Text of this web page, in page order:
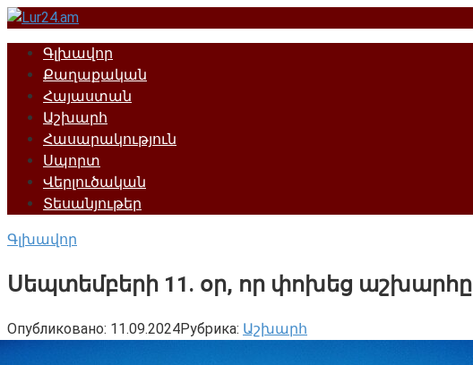
Перейти
контентуԳլխավոր
Քաղաքական
Հայաստան
Աշխարհ
Հասարակություն
Սպորտ
Վերլուծական
Տեսանյութեր
Գլխավոր
Սեպտեմբերի 11. օր, որ փոխեց աշխարհը
Опубликовано: 11.09.2024Рубрика: Աշխարհ